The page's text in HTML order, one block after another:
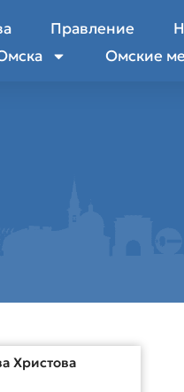
Правление
Омские
Христова